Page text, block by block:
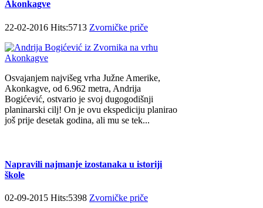
Akonkagve
22-02-2016 Hits:5713 Zvorničke priče
Osvajanjem najvišeg vrha Južne Amerike,
Akonkagve, od 6.962 metra, Andrija
Bogićević, ostvario je svoj dugogodišnji
planinarski cilj! On je ovu ekspediciju planirao
još prije desetak godina, ali mu se tek...
Napravili najmanje izostanaka u istoriji
škole
02-09-2015 Hits:5398 Zvorničke priče